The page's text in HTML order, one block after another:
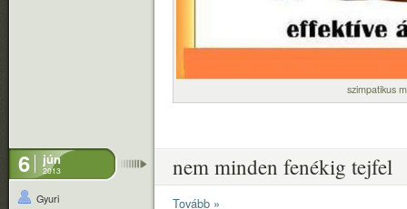
szimpatikus
6 jún
2013
Gyuri
nem minden fenékig tejfel
Tovább »